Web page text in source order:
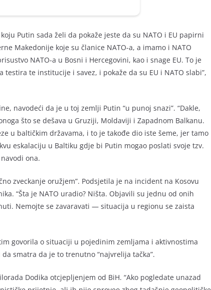
Putin sada želi da pokaže jeste da su NATO i EU papirni
Makedonije koje su članice NATO-a, a imamo i NATO
NATO-a u Bosni i Hercegovini, kao i snage EU. To je
te institucije i savez, i pokaže da su EU i NATO slabi”,
navodeći da je u toj zemlji Putin “u punoj snazi”. “Dakle,
što se dešava u Gruziji, Moldaviji i Zapadnom Balkanu.
u baltičkim državama, i to je takođe dio iste šeme, jer tamo
eskalaciju u Baltiku gdje bi Putin mogao poslati svoje tzv.
ona.
zveckanje oružjem”. Podsjetila je na incident na Kosovu
“Šta je NATO uradio? Ništa. Objavili su jednu od onih
Nemojte se zavaravati — situacija u regionu se zaista
govorila o situaciji u pojedinim zemljama i aktivnostima
smatra da je to trenutno “najvrelija tačka”.
Dodika otcjepljenjem od BiH. “Ako pogledate unazad